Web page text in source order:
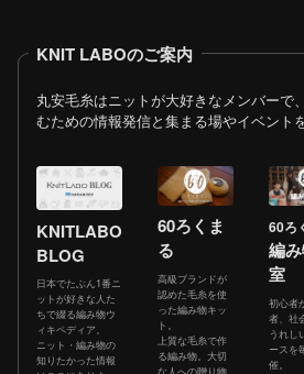
KNIT LABOのご案内
丸安毛糸はニットが大好きなメンバーで
むための情報発信と集まる場やイベント
KNITLABO
BLOG
日本でたぶん1番ニ
ットが好きな人た
ちで綴る編み物ウ
ィキペディア。
ニット・編み物の
知りたかった情報
60ろくま
る
高級ブランドが
認めた毛糸を使
った編み物キッ
ト。
上質な毛糸で作
る編み物。大切
な人への贈り物
60ろ
編
室
初心者
者、社
うれし
ースを
催。